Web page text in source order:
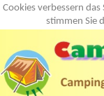
Cookies verbessern
stimmen Sie